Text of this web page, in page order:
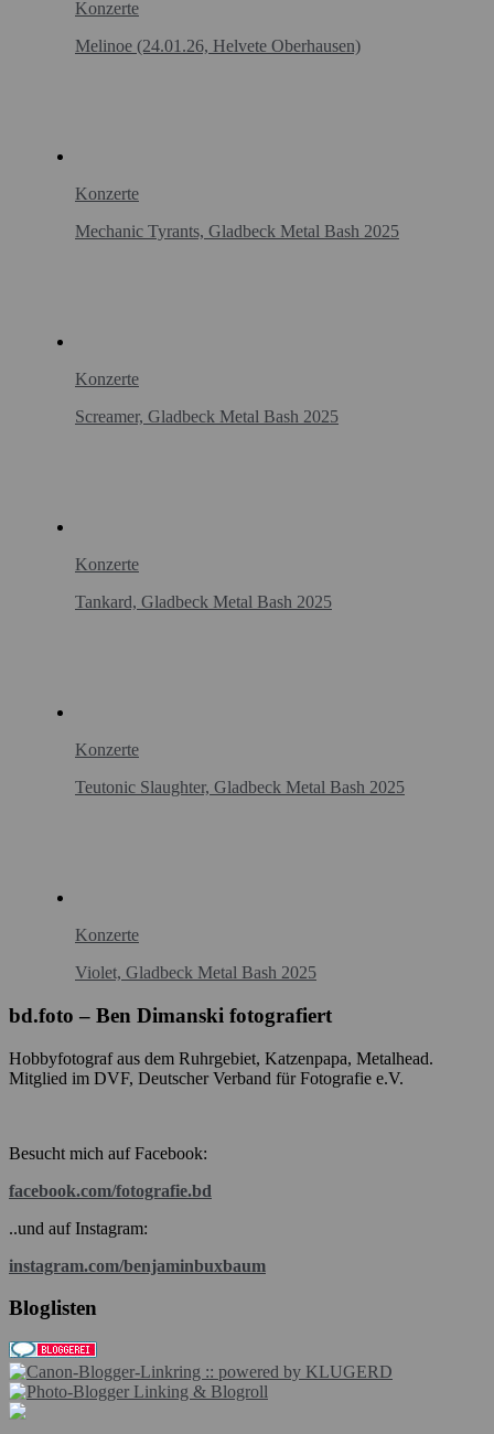
Konzerte
Melinoe (24.01.26, Helvete Oberhausen)
Konzerte
Mechanic Tyrants, Gladbeck Metal Bash 2025
Konzerte
Screamer, Gladbeck Metal Bash 2025
Konzerte
Tankard, Gladbeck Metal Bash 2025
Konzerte
Teutonic Slaughter, Gladbeck Metal Bash 2025
Konzerte
Violet, Gladbeck Metal Bash 2025
bd.foto – Ben Dimanski fotografiert
Hobbyfotograf aus dem Ruhrgebiet, Katzenpapa, Metalhead.
Mitglied im DVF, Deutscher Verband für Fotografie e.V.
Besucht mich auf Facebook:
facebook.com/fotografie.bd
..und auf Instagram:
instagram.com/benjaminbuxbaum
Bloglisten